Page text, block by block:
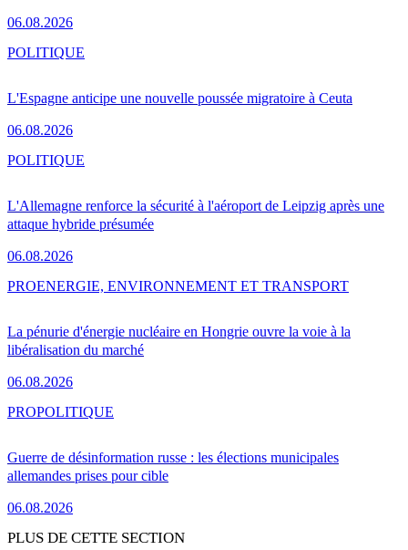
06.08.2026
L'Espagne anticipe une nouvelle poussée migratoire à Ceuta
06.08.2026
POLITIQUE
L'Allemagne renforce la sécurité à l'aéroport de Leipzig après une
attaque hybride présumée
06.08.2026
POLITIQUE
La pénurie d'énergie nucléaire en Hongrie ouvre la voie à la
libéralisation du marché
06.08.2026
PROENERGIE, ENVIRONNEMENT ET TRANSPORT
Guerre de désinformation russe : les élections municipales
allemandes prises pour cible
06.08.2026
PROPOLITIQUE
PLUS DE CETTE SECTION